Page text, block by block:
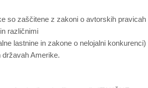
so zaščitene z zakoni o avtorskih pravicah
različnimi
lastnine in zakone o nelojalni konkurenci)
državah Amerike.